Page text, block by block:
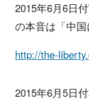
2015年6月6日
の本音は「中国
http://the-
2015年6月5日